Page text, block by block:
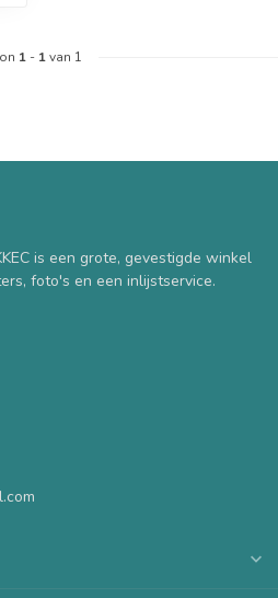
1 - 1van 1
is een grote, gevestigde winkel
foto's en een inlijstservice.